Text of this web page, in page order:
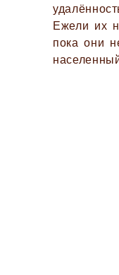
Ежели их
пока они